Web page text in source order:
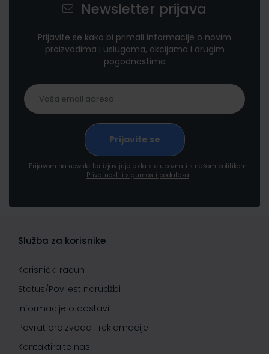
Newsletter prijava
Prijavite se kako bi primali informacije o novim
proizvodima i uslugama, akcijama i drugim
pogodnostima
Prijavom na newsletter izjavljujete da ste upoznati s našom politikom
Privatnosti i sigurnosti podataka
Služba za korisnike
Korisnički račun
Status/Povijest narudžbi
Informacije o dostavi
Povrat proizvoda i reklamacije
Kontaktirajte nas